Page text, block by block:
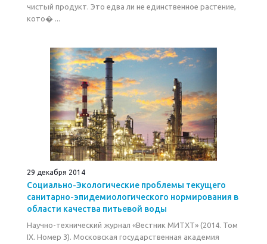
чистый продукт. Это едва ли не единственное растение,
кото� ...
29 декабря 2014
Социально-Экологические проблемы текущего
санитарно-эпидемиологического нормирования в
области качества питьевой воды
Научно-технический журнал «Вестник МИТХТ» (2014. Том
IX. Номер 3). Московская государственная академия